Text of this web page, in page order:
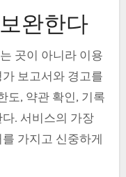
완한다
곳이 아니라 이용
보고서와 경고를
도, 약관 확인, 기록
. 서비스의 가장
가지고 신중하게